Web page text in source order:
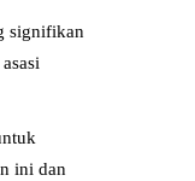
signifikan
ini dan